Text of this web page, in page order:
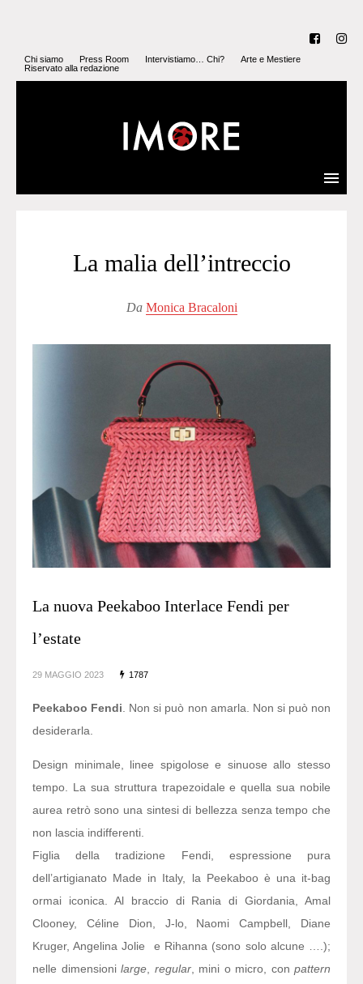
Chi siamo Press Room Intervistiamo… Chi?
Arte e Mestiere
Riservato alla redazione
La malia dell’intreccio
Da Monica Bracaloni
La nuova Peekaboo Interlace Fendi per
l’estate
29 MAGGIO 2023 1787
Peekaboo Fendi . Non si può non amarla. Non si può non
desiderarla.
Design minimale, linee spigolose e sinuose allo stesso
tempo. La sua struttura trapezoidale e quella sua nobile
aurea retrò sono una sintesi di bellezza senza tempo che
non lascia indifferenti.
Figlia della tradizione Fendi, espressione pura
dell’artigianato Made in Italy, la Peekaboo è una it-bag
ormai iconica. Al braccio di Rania di Giordania, Amal
Clooney, Céline Dion, J-lo, Naomi Campbell, Diane
Kruger, Angelina Jolie e Rihanna (sono solo alcune ….);
nelle dimensioni large regular, mini o micro, con pattern